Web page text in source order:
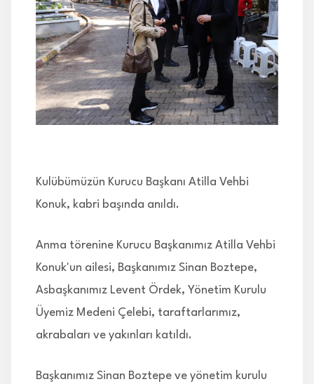
İLETİŞİM
Kulübümüzün Kurucu Başkanı Atilla Vehbi
Konuk, kabri başında anıldı.
Anma törenine Kurucu Başkanımız Atilla Vehbi
Konuk'un ailesi, Başkanımız Sinan Boztepe,
Asbaşkanımız Levent Ördek, Yönetim Kurulu
Üyemiz Medeni Çelebi, taraftarlarımız,
akrabaları ve yakınları katıldı.
Başkanımız Sinan Boztepe ve yönetim kurulu